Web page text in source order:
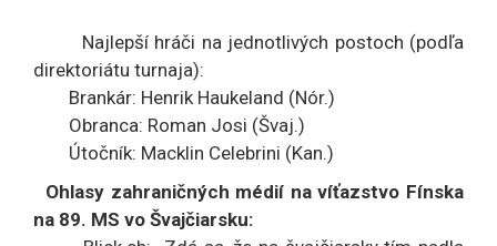
Najlepší hráči na jednotlivých postoch (podľa
direktoriátu turnaja):
Brankár: Henrik Haukeland (Nór.)
Obranca: Roman Josi (Švaj.)
Útočník: Macklin Celebrini (Kan.)
Ohlasy zahraničných médií na víťazstvo Fínska
na 89. MS vo Švajčiarsku: